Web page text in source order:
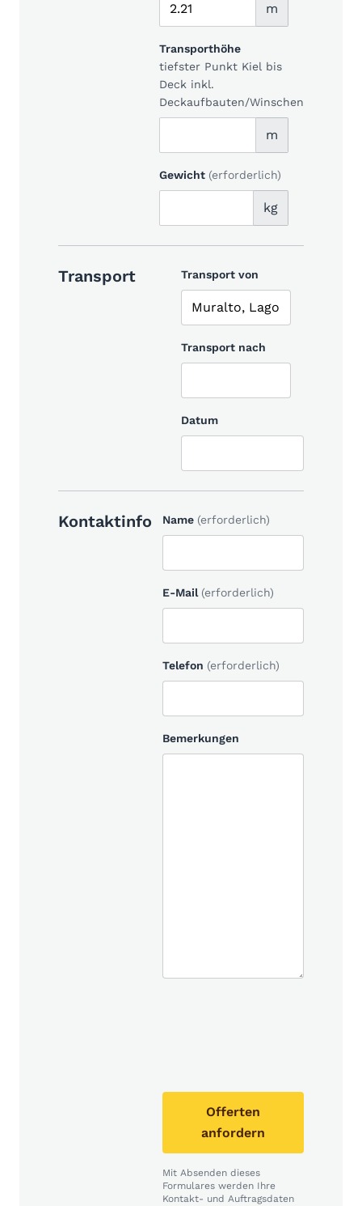
m
Transporthöhe
tiefster Punkt Kiel bis
Deck inkl.
Deckaufbauten/Winschen
m
Gewicht (erforderlich)
kg
Transport Transport von
Transport nach
Datum
Kontaktinfo Name (erforderlich)
E-Mail (erforderlich)
Telefon (erforderlich)
Bemerkungen
Offerten
anfordern
Mit Absenden dieses
Formulares werden Ihre
Kontakt- und Auftragsdaten